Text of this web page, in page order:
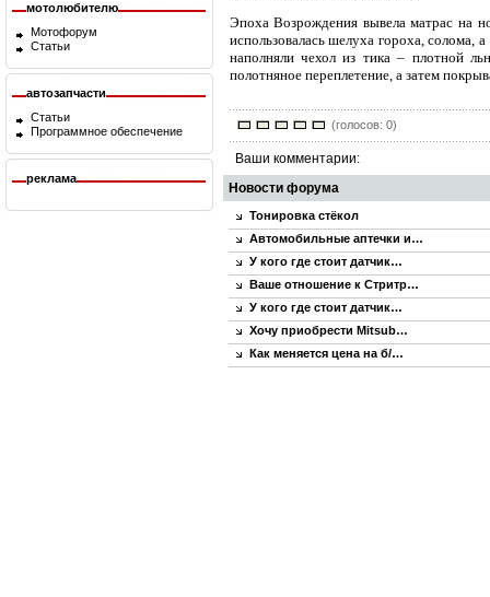
мотолюбителю
Мотофорум
Статьи
автозапчасти
Статьи
Программное обеспечение
реклама
Эпоха Возрождения вывела матрас на
использовалась шелуха гороха, солома,
наполняли чехол из тика – плотной
полотняное переплетение, а затем
(голосов: 0)
Ваши комментарии:
Новости форума
Тонировка стёкол
Автомобильные аптечки и…
У кого где стоит датчик…
Ваше отношение к Стритр…
У кого где стоит датчик…
Хочу приобрести Mitsub…
Как меняется цена на б/…